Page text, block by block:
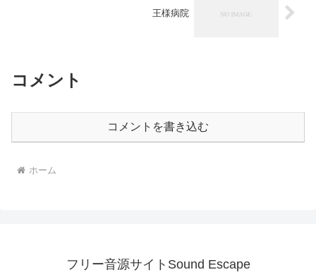
王様病院
コメント
コメントを書き込む
ホーム
フリー音源サイトSound Escape